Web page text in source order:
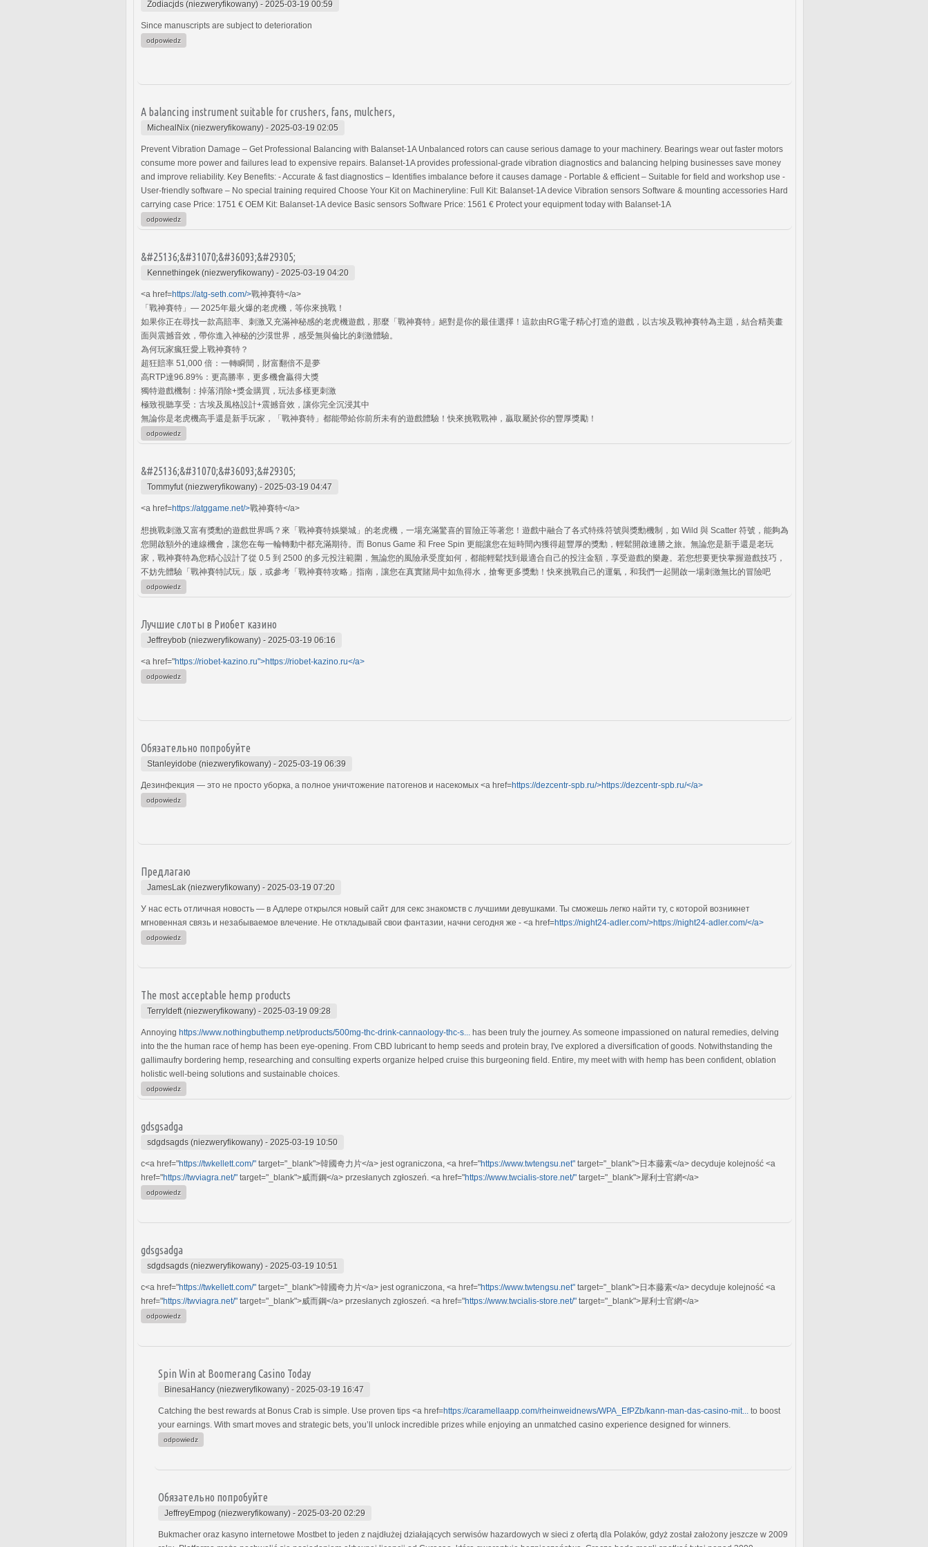
Zodiacjds (niezweryfikowany) - 2025-03-19 00:59
Since manuscripts are subject to deterioration
odpowiedz
A balancing instrument suitable for crushers, fans, mulchers,
MichealNix (niezweryfikowany) - 2025-03-19 02:05
Prevent Vibration Damage – Get Professional Balancing with Balanset-1A Unbalanced rotors can cause serious damage to your machinery. Bearings wear out faster motors
consume more power and failures lead to expensive repairs. Balanset-1A provides professional-grade vibration diagnostics and balancing helping businesses save money
and improve reliability. Key Benefits: - Accurate & fast diagnostics – Identifies imbalance before it causes damage - Portable & efficient – Suitable for field and workshop use -
User-friendly software – No special training required Choose Your Kit on Machineryline: Full Kit: Balanset-1A device Vibration sensors Software & mounting accessories Hard
carrying case Price: 1751 € OEM Kit: Balanset-1A device Basic sensors Software Price: 1561 € Protect your equipment today with Balanset-1A
odpowiedz
&#25136;&#31070;&#36093;&#29305;
Kennethingek (niezweryfikowany) - 2025-03-19 04:20
<a href=https://atg-seth.com/>戰神賽特</a>
「戰神賽特」— 2025年最火爆的老虎機，等你來挑戰！
如果你正在尋找一款高賠率、刺激又充滿神秘感的老虎機遊戲，那麼「戰神賽特」絕對是你的最佳選擇！這款由RG電子精心打造的遊戲，以古埃及戰神賽特為主題，結合精美畫
面與震撼音效，帶你進入神秘的沙漠世界，感受無與倫比的刺激體驗。
為何玩家瘋狂愛上戰神賽特？
超狂賠率 51,000 倍：一轉瞬間，財富翻倍不是夢
高RTP達96.89%：更高勝率，更多機會贏得大獎
獨特遊戲機制：掉落消除+獎金購買，玩法多樣更刺激
極致視聽享受：古埃及風格設計+震撼音效，讓你完全沉浸其中
無論你是老虎機高手還是新手玩家，「戰神賽特」都能帶給你前所未有的遊戲體驗！快來挑戰戰神，贏取屬於你的豐厚獎勵！
odpowiedz
&#25136;&#31070;&#36093;&#29305;
Tommyfut (niezweryfikowany) - 2025-03-19 04:47
<a href=https://atggame.net/>戰神賽特</a>
想挑戰刺激又富有獎勳的遊戲世界嗎？來「戰神賽特娛樂城」的老虎機，一場充滿驚喜的冒險正等著您！遊戲中融合了各式特殊符號與獎勳機制，如 Wild 與 Scatter 符號，能夠為
您開啟額外的連線機會，讓您在每一輪轉動中都充滿期待。而 Bonus Game 和 Free Spin 更能讓您在短時間內獲得超豐厚的獎勳，輕鬆開啟連勝之旅。無論您是新手還是老玩
家，戰神賽特為您精心設計了從 0.5 到 2500 的多元投注範圍，無論您的風險承受度如何，都能輕鬆找到最適合自己的投注金額，享受遊戲的樂趣。若您想要更快掌握遊戲技巧，
不妨先體驗「戰神賽特試玩」版，或參考「戰神賽特攻略」指南，讓您在真實賭局中如魚得水，搶奪更多獎勳！快來挑戰自己的運氣，和我們一起開啟一場刺激無比的冒險吧
odpowiedz
Лучшие слоты в Риобет казино
Jeffreybob (niezweryfikowany) - 2025-03-19 06:16
<a href="https://riobet-kazino.ru">https://riobet-kazino.ru</a>
odpowiedz
Обязательно попробуйте
Stanleyidobe (niezweryfikowany) - 2025-03-19 06:39
Дезинфекция — это не просто уборка, а полное уничтожение патогенов и насекомых <a href=https://dezcentr-spb.ru/>https://dezcentr-spb.ru/</a>
odpowiedz
Предлагаю
JamesLak (niezweryfikowany) - 2025-03-19 07:20
У нас есть отличная новость — в Адлере открылся новый сайт для секс знакомств с лучшими девушками. Ты сможешь легко найти ту, с которой возникнет
мгновенная связь и незабываемое влечение. Не откладывай свои фантазии, начни сегодня же - <a href=https://night24-adler.com/>https://night24-adler.com/</a>
odpowiedz
The most acceptable hemp products
TerryIdeft (niezweryfikowany) - 2025-03-19 09:28
Annoying https://www.nothingbuthemp.net/products/500mg-thc-drink-cannaology-thc-s...
has been truly the journey. As someone impassioned on natural remedies, delving
into the the human race of hemp has been eye-opening. From CBD lubricant to hemp seeds and protein bray, I've explored a diversification of goods. Notwithstanding the
gallimaufry bordering hemp, researching and consulting experts organize helped cruise this burgeoning field. Entire, my meet with with hemp has been confident, oblation
holistic well-being solutions and sustainable choices.
odpowiedz
gdsgsadga
sdgdsagds (niezweryfikowany) - 2025-03-19 10:50
c<a href="https://twkellett.com/" target="_blank">韓國奇力片</a> jest ograniczona, <a href="https://www.twtengsu.net" target="_blank">日本藤素</a> decyduje kolejność <a
href="https://twviagra.net/" target="_blank">威而鋼</a> przesłanych zgłoszeń. <a href="https://www.twcialis-store.net/" target="_blank">犀利士官網</a>
odpowiedz
gdsgsadga
sdgdsagds (niezweryfikowany) - 2025-03-19 10:51
c<a href="https://twkellett.com/" target="_blank">韓國奇力片</a> jest ograniczona, <a href="https://www.twtengsu.net" target="_blank">日本藤素</a> decyduje kolejność <a
href="https://twviagra.net/" target="_blank">威而鋼</a> przesłanych zgłoszeń. <a href="https://www.twcialis-store.net/" target="_blank">犀利士官網</a>
odpowiedz
Spin Win at Boomerang Casino Today
BinesaHancy (niezweryfikowany) - 2025-03-19 16:47
Catching the best rewards at Bonus Crab is simple. Use proven tips <a href=https://caramellaapp.com/rheinweidnews/WPA_EfPZb/kann-man-das-casino-mit...
to boost
your earnings. With smart moves and strategic bets, you’ll unlock incredible prizes while enjoying an unmatched casino experience designed for winners.
odpowiedz
Обязательно попробуйте
JeffreyEmpog (niezweryfikowany) - 2025-03-20 02:29
Bukmacher oraz kasyno internetowe Mostbet to jeden z najdłużej działających serwisów hazardowych w sieci z ofertą dla Polaków, gdyż został założony jeszcze w 2009